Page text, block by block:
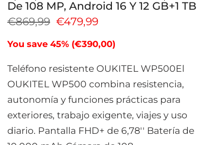
De 108 MP, Android 16 Y 12 GB+1 TB
€869,99 €479,99
You save 45% (€390,00)
Teléfono resistente OUKITEL WP500El
OUKITEL WP500 combina resistencia,
autonomía y funciones prácticas para
exteriores, trabajo exigente, viajes y uso
diario. Pantalla FHD+ de 6,78'' Batería de